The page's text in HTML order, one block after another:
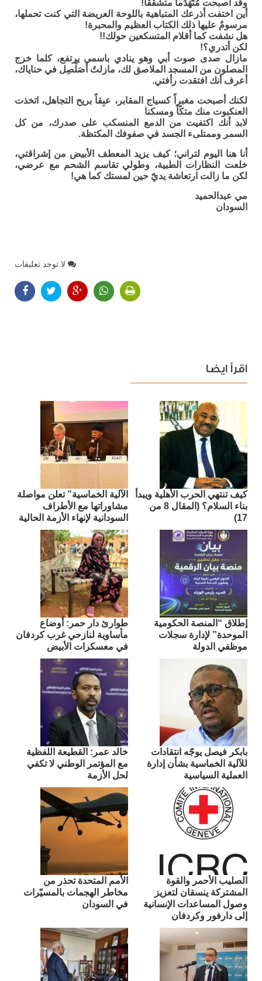
وقد أصبحت مُتَهَدِّماً متشققاً!
أين اختفت أذرعك المتباهية باللوحة العريضة التي كنت تحملها،
مرسومٌ عليها ذلك الكتاب العظيم والمحبرة!
هل نشفت كما أقلام المتسكعين حولك!!
لكن أتدري؟!
مازال صدى صوت أبي وهو ينادي باسمي يرتفع، كلما خرج
المصلون من المسجد الملاصق لك، مازلتُ أصَلْصِل في حناياك،
أعرف أنك افتقدت رأفتي.
لكنك أصبحت مغبراً كسياج المقابر، عبِقاً بريح التجاهل، اتخذت
العنكبوت منك متكًأ ومسكنا
لابد أنك اكتفيت من الدمع المنسكب على صدرك، من كل
السمر وممتلىء الجسد في صفوفك المكتظة.
أنا هنا اليوم لتراني؛ كيف يزيد المعطف الأبيض من إشراقتي،
خلعت النظارات الطبية، وطولي تقاسم الشحم مع عرضي،
لكن ما زالت ارتعاشة يديّ حين لمستك كما هي!
مي عبدالحميد
السودان
لا توجد تعليقات
اقرأ ايضا
كيف تنتهي الحرب الأهلية ويبدأ
بناء السلام؟ (المقال 8 من
17)
الآلية الخماسية” تعلن مواصلة
مشاوراتها مع الأطراف
السودانية لإنهاء الأزمة الحالية
إطلاق “المنصة الحكومية
الموحدة” لإدارة سجلات
موظفي الدولة
طوارئ دار حمر: أوضاع
مأساوية لنازحي غرب كردفان
في معسكرات الأبيض
بابكر فيصل يوجّه انتقادات
للآلية الخماسية بشأن إدارة
العملية السياسية
​خالد عمر: القطيعة اللفظية
مع المؤتمر الوطني لا تكفي
لحل الأزمة
الصليب الأحمر والقوة
المشتركة ينسقان لتعزيز
وصول المساعدات الإنسانية
إلى دارفور وكردفان
الأمم المتحدة تحذر من
مخاطر الهجمات بالمسيّرات
في السودان